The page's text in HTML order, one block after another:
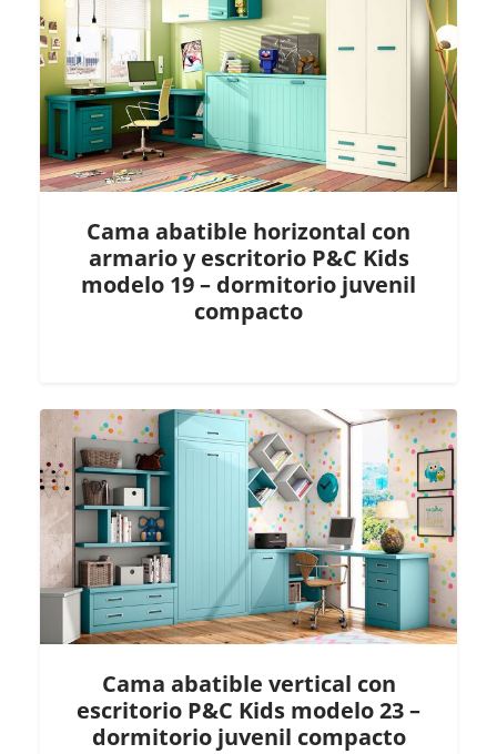
Cama abatible horizontal con
armario y escritorio P&C Kids
modelo 19 – dormitorio juvenil
compacto
Cama abatible vertical con
escritorio P&C Kids modelo 23 –
dormitorio juvenil compacto